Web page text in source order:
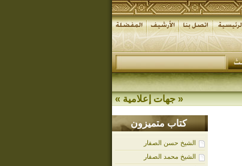
«جهات إعلامية»
كتاب متميزون
الشيخ حسن الصفار
الشيخ محمد الصفار